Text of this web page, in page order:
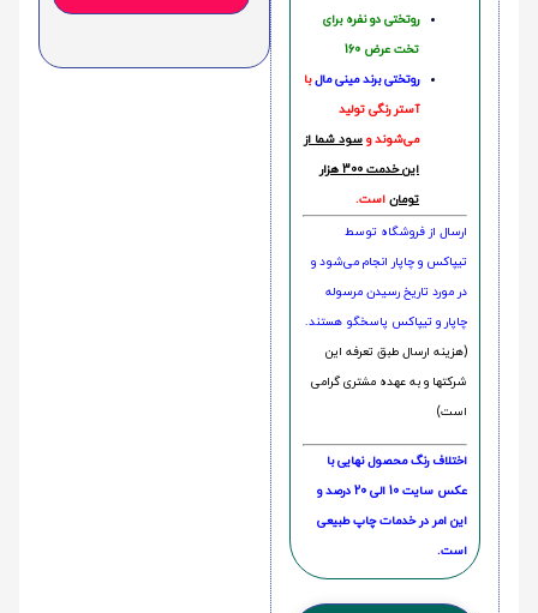
روتختی دو نفره برای
تخت عرض 160
روتختی‌ برند مینی مالبا
آستر رنگی تولید
می‌شوند و سود شما از
این خدمت 300 هزار
تومان است.
ارسال از فروشگاه توسط
تیپاکس و چاپار انجام می‌شود و
در مورد تاریخ رسیدن مرسوله
چاپار و تیپاکس پاسخگو هستند.
(هزینه ارسال طبق تعرفه این
شرکتها و به عهده مشتری گرامی
است)
اختلاف رنگ محصول نهایی با
عکس سایت 10 الی 20 درصد و
این امر در خدمات چاپ طبیعی
است.